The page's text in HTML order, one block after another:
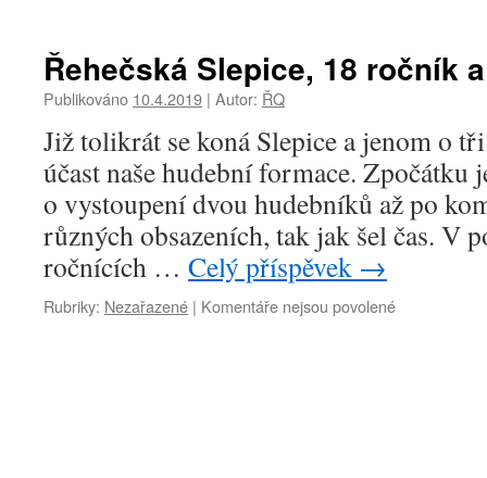
názvem
Lužany
pro
místní…
Řehečská Slepice, 18 ročník
Publikováno 10.4.2019 | Autor: ŘQ
Již tolikrát se koná Slepice a jenom o
účast naše hudební formace. Zpočátku
o vystoupení dvou hudebníků až po
různých obsazeních, tak jak šel čas. V
ročnících … Celý příspěvek →
Rubriky: Nezařazené | Komentáře nejsou povolené